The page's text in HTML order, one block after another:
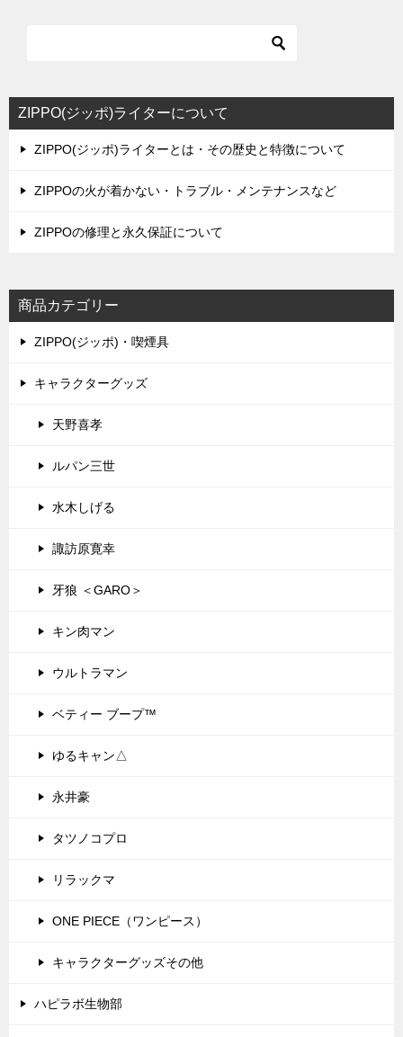
シ
ョ
ZIPPO(ジッポ)ライターについて
ZIPPO(ジッポ)ライターとは・その歴史と特徴について
ZIPPOの火が着かない・トラブル・メンテナンスなど
ZIPPOの修理と永久保証について
商品カテゴリー
ZIPPO(ジッポ)・喫煙具
キャラクターグッズ
天野喜孝
ルパン三世
水木しげる
諏訪原寛幸
牙狼 ＜GARO＞
キン肉マン
ウルトラマン
ベティー ブープ™
ゆるキャン△
永井豪
タツノコプロ
リラックマ
ONE PIECE（ワンピース）
キャラクターグッズその他
ハピラボ生物部